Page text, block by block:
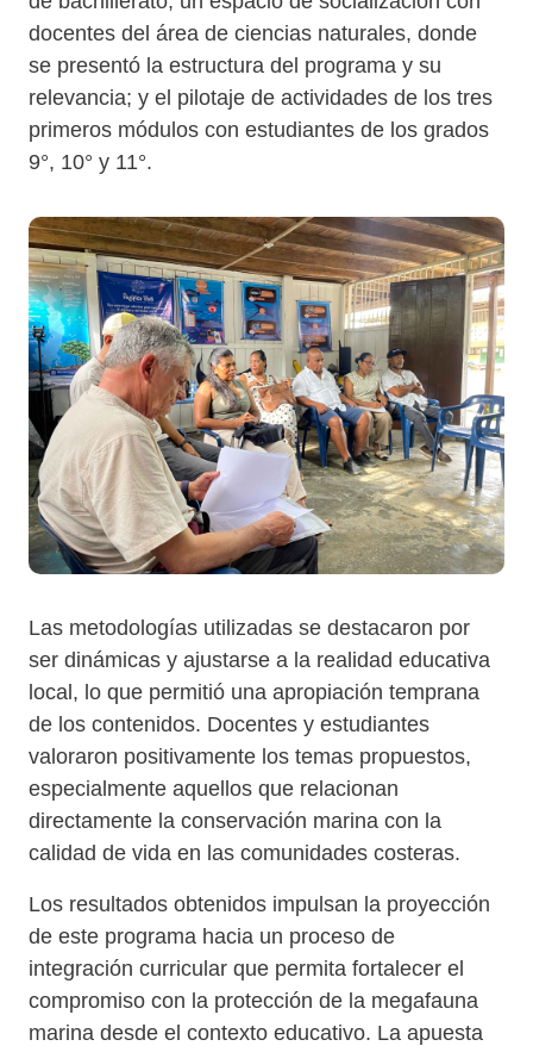
docentes del área de ciencias naturales, donde
se presentó la estructura del programa y su
relevancia; y el pilotaje de actividades de los tres
primeros módulos con estudiantes de los grados
9°, 10° y 11°.
Image
Las metodologías utilizadas se destacaron por
ser dinámicas y ajustarse a la realidad educativa
local, lo que permitió una apropiación temprana
de los contenidos. Docentes y estudiantes
valoraron positivamente los temas propuestos,
especialmente aquellos que relacionan
directamente la conservación marina con la
calidad de vida en las comunidades costeras.
Los resultados obtenidos impulsan la proyección
de este programa hacia un proceso de
integración curricular que permita fortalecer el
compromiso con la protección de la megafauna
marina desde el contexto educativo. La apuesta